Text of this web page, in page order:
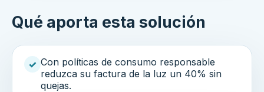
Qué aporta esta solución
✓ Con políticas de consumo responsable
reduzca su factura de la luz un 40% sin
quejas.